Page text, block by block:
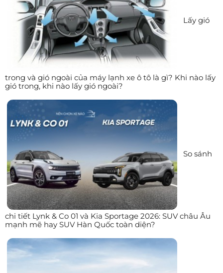
Lấy gió
trong và gió ngoài của máy lạnh xe ô tô là gì? Khi nào lấy
gió trong, khi nào lấy gió ngoài?
So sánh
chi tiết Lynk & Co 01 và Kia Sportage 2026: SUV châu Âu
mạnh mẽ hay SUV Hàn Quốc toàn diện?